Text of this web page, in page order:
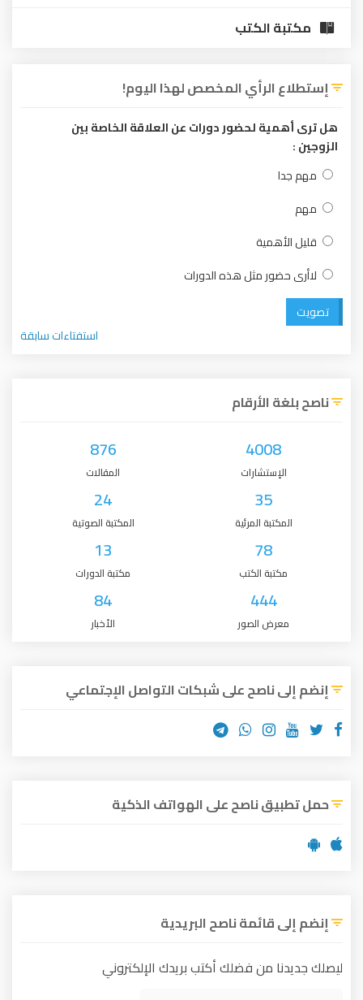
مكتبة الكتب
إستطلاع الرأي المخصص لهذا اليوم!
هل ترى أهمية لحضور دورات عن العلاقة الخاصة بين
الزوجين :
مهم جدا
مهم
قليل الأهمية
لاأرى حضور مثل هذه الدورات
تصويت
استفتاءات سابقة
ناصح بلغة الأرقام
4008
الإستشارات
876
المقالات
35
المكتبة المرئية
24
المكتبة الصوتية
78
مكتبة الكتب
13
مكتبة الدورات
444
معرض الصور
84
الأخبار
إنضم إلى ناصح على شبكات التواصل الإجتماعي
حمل تطبيق ناصح على الهواتف الذكية
إنضم إلى قائمة ناصح البريدية
ليصلك جديدنا من فضلك أكتب بريدك الإلكتروني